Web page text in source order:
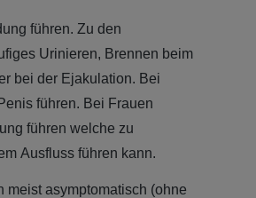
führen. Zu den
Urinieren, Brennen beim
bei der Ejakulation. Bei
führen. Bei Frauen
führen welche zu
Ausfluss führen kann.
meist asymptomatisch (ohne